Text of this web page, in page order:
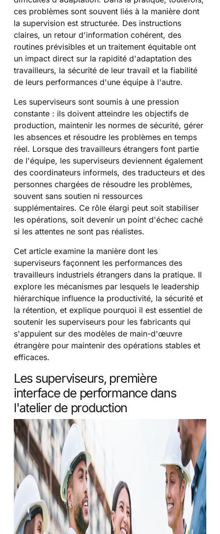
ces problèmes sont souvent liés à la manière dont
la supervision est structurée. Des instructions
claires, un retour d'information cohérent, des
routines prévisibles et un traitement équitable ont
un impact direct sur la rapidité d'adaptation des
travailleurs, la sécurité de leur travail et la fiabilité
de leurs performances d'une équipe à l'autre.
Les superviseurs sont soumis à une pression
constante : ils doivent atteindre les objectifs de
production, maintenir les normes de sécurité, gérer
les absences et résoudre les problèmes en temps
réel. Lorsque des travailleurs étrangers font partie
de l'équipe, les superviseurs deviennent également
des coordinateurs informels, des traducteurs et des
personnes chargées de résoudre les problèmes,
souvent sans soutien ni ressources
supplémentaires. Ce rôle élargi peut soit stabiliser
les opérations, soit devenir un point d'échec caché
si les attentes ne sont pas réalistes.
Cet article examine la manière dont les
superviseurs façonnent les performances des
travailleurs industriels étrangers dans la pratique. Il
explore les mécanismes par lesquels le leadership
hiérarchique influence la productivité, la sécurité et
la rétention, et explique pourquoi il est essentiel de
soutenir les superviseurs pour les fabricants qui
s'appuient sur des modèles de main-d'œuvre
étrangère pour maintenir des opérations stables et
efficaces.
Les superviseurs, première
interface de performance dans
l'atelier de production